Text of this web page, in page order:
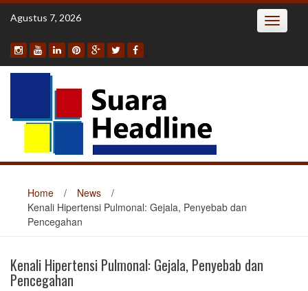
Skip
Agustus 7, 2026 Toggle
Home / News
/
Kenali Hipertensi Pulmonal: Gejala, Penyebab dan
Pencegahan
Kenali Hipertensi Pulmonal: Gejala, Penyebab dan
Pencegahan